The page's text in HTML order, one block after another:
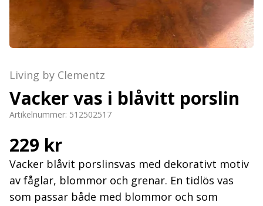
Living by Clementz
Vacker vas i blåvitt porslin
Artikelnummer: 512502517
229 kr
Vacker blåvit porslinsvas med dekorativt motiv
av fåglar, blommor och grenar. En tidlös vas
som passar både med blommor och som